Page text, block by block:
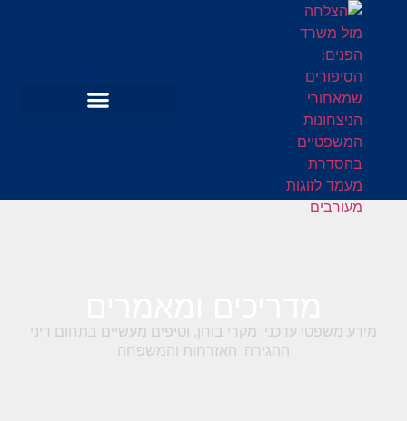
מידע משפטי עדכני, מקרי בוחן, וטיפים מעשיים בתחום דיני
ההגירה, האזרחות והמשפחה